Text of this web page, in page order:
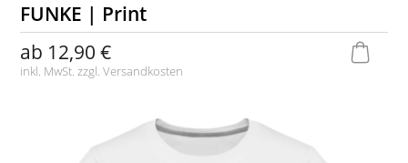
FUNKE | Print
ab 12,90 €
inkl. MwSt. zzgl.Versandkosten